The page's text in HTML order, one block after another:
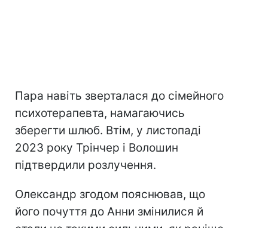
Пара навіть зверталася до сімейного
психотерапевта, намагаючись
зберегти шлюб. Втім, у листопаді
2023 року Трінчер і Волошин
підтвердили розлучення.
Олександр згодом пояснював, що
його почуття до Анни змінилися й